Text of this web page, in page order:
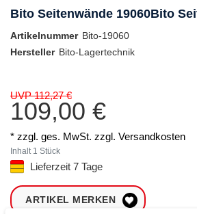
Bito Seitenwände 19060Bito
Artikelnummer Bito-19060
Hersteller Bito-Lagertechnik
UVP 112,27 €
109,00 €
* zzgl. ges. MwSt. zzgl. Versandkosten
Inhalt 1 Stück
Lieferzeit 7 Tage
ARTIKEL MERKEN